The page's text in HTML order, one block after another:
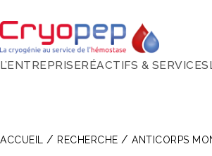
L’ENTREPRISERÉACTIFS & SERVICES
ACCUEIL / RECHERCHE / ANTICORPS